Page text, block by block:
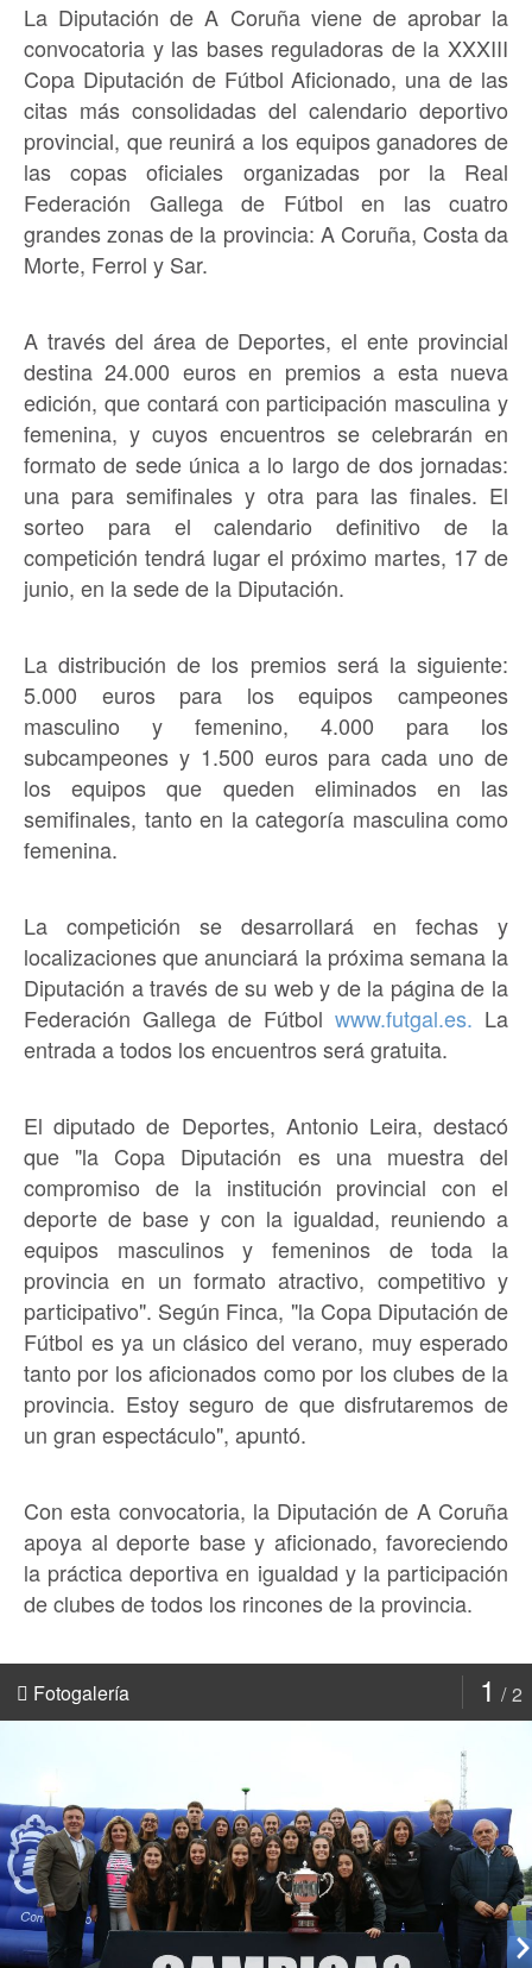
La Diputación de A Coruña viene de aprobar la
convocatoria y las bases reguladoras de la XXXIII
Copa Diputación de Fútbol Aficionado, una de las
citas más consolidadas del calendario deportivo
provincial, que reunirá a los equipos ganadores de
las copas oficiales organizadas por la Real
Federación Gallega de Fútbol en las cuatro
grandes zonas de la provincia: A Coruña, Costa da
Morte, Ferrol y Sar.
A través del área de Deportes, el ente provincial
destina 24.000 euros en premios a esta nueva
edición, que contará con participación masculina y
femenina, y cuyos encuentros se celebrarán en
formato de sede única a lo largo de dos jornadas:
una para semifinales y otra para las finales. El
sorteo para el calendario definitivo de la
competición tendrá lugar el próximo martes, 17 de
junio, en la sede de la Diputación.
La distribución de los premios será la siguiente:
5.000 euros para los equipos campeones
masculino y femenino, 4.000 para los
subcampeones y 1.500 euros para cada uno de
los equipos que queden eliminados en las
semifinales, tanto en la categoría masculina como
femenina.
La competición se desarrollará en fechas y
localizaciones que anunciará la próxima semana la
Diputación a través de su web y de la página de la
Federación Gallega de Fútbol www.futgal.es. La
entrada a todos los encuentros será gratuita.
El diputado de Deportes, Antonio Leira, destacó
que "la Copa Diputación es una muestra del
compromiso de la institución provincial con el
deporte de base y con la igualdad, reuniendo a
equipos masculinos y femeninos de toda la
provincia en un formato atractivo, competitivo y
participativo". Según Finca, "la Copa Diputación de
Fútbol es ya un clásico del verano, muy esperado
tanto por los aficionados como por los clubes de la
provincia. Estoy seguro de que disfrutaremos de
un gran espectáculo", apuntó.
Con esta convocatoria, la Diputación de A Coruña
apoya al deporte base y aficionado, favoreciendo
la práctica deportiva en igualdad y la participación
de clubes de todos los rincones de la provincia.
1 2
Fotogalería